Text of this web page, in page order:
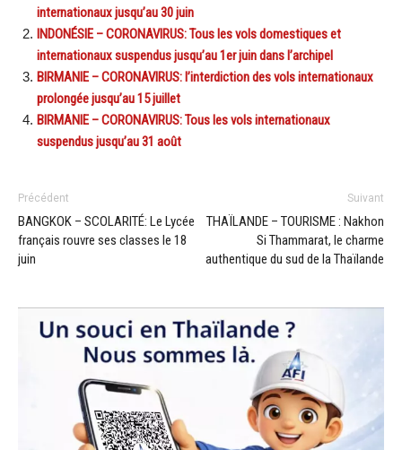
internationaux jusqu’au 30 juin
INDONÉSIE – CORONAVIRUS: Tous les vols domestiques et
internationaux suspendus jusqu’au 1er juin dans l’archipel
BIRMANIE – CORONAVIRUS: l’interdiction des vols internationaux
prolongée jusqu’au 15 juillet
BIRMANIE – CORONAVIRUS: Tous les vols internationaux
suspendus jusqu’au 31 août
Précédent
BANGKOK – SCOLARITÉ: Le Lycée
français rouvre ses classes le 18
juin
Suivant
THAÏLANDE – TOURISME : Nakhon
Si Thammarat, le charme
authentique du sud de la Thaïlande